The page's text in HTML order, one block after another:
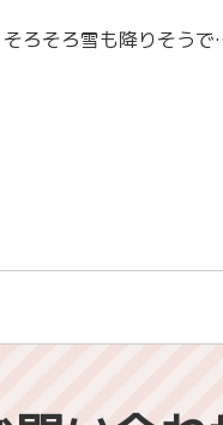
こんにちは、東進スタッフの宮田です。 最近毎日寒いですね。 そろ